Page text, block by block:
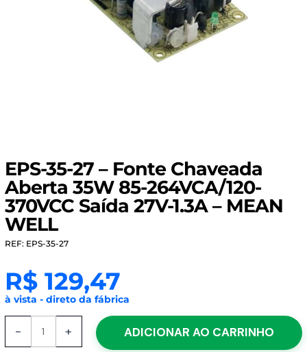
EPS-35-27 – Fonte Chaveada
Aberta 35W 85-264VCA/120-
370VCC Saída 27V-1.3A – MEAN
WELL
REF: EPS-35-27
R$129,47
à vista - direto da fábrica
- + ADICIONAR AO CARRINHO